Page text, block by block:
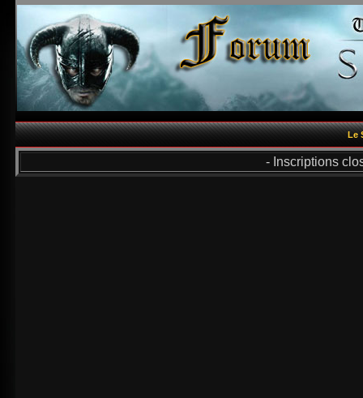
Le
- Inscriptions